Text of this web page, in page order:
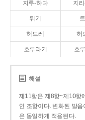
지루-하다 지
튀기
허드레 허
호루라기 호
해설
제11항은 제8항~제10항
인 조항이다. 변화된 발
은 동일하게 적용된다.